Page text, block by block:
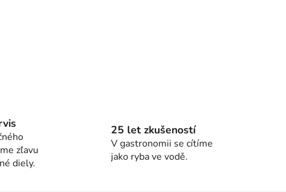
zľavu
diely.
25 let zkušeností
V gastronomii se cítíme
jako ryba ve vodě.